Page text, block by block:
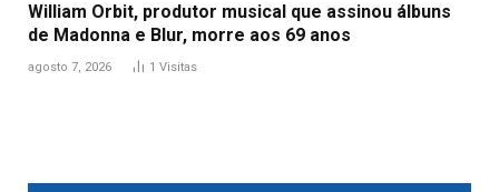
William Orbit, produtor musical que assinou álbuns
de Madonna e Blur, morre aos 69 anos
agosto 7, 2026 1 Visitas